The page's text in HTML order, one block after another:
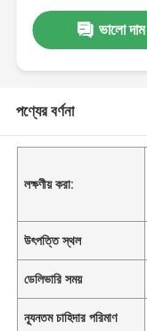
ভালো দাম
পণ্যের বর্ণনা
লক্ষণীয় করা:
উৎপত্তি স্থল
ডেলিভারি সময়
ন্যূনতম চাহিদার পরিমাণ